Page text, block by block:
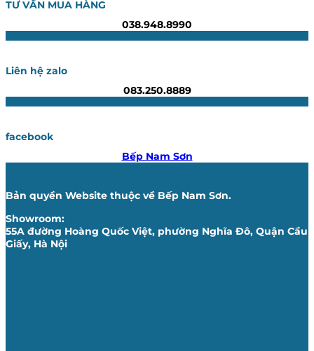
TƯ VẤN MUA HÀNG
038.948.8990
Liên hệ zalo
083.250.8889
facebook
Bếp Nam Sơn
Bản quyền Website thuộc về Bếp Nam Sơn.
Showroom:
55A đường Hoàng Quốc Việt, phường Nghĩa Đô, Quận Cầu
Giấy, Hà Nội